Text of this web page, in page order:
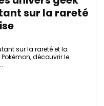
sur la rareté
sur la rareté et la
découvrir le